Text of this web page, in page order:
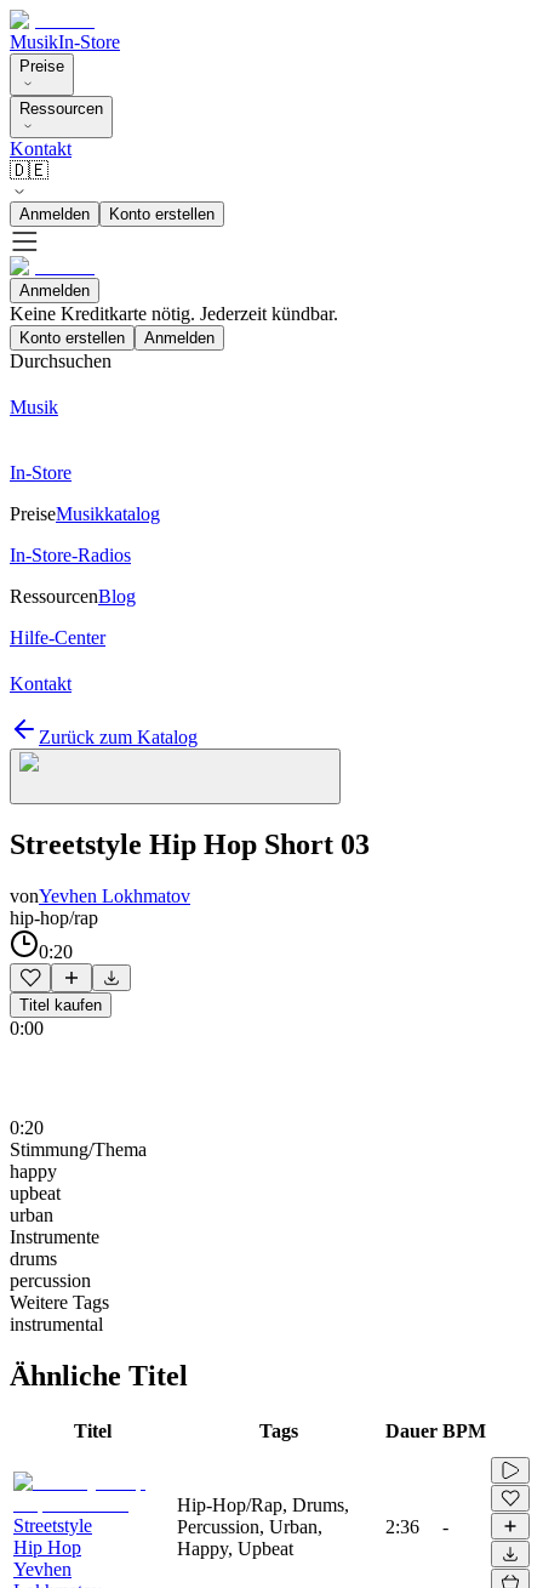
MusikIn-Store
Preise
Ressourcen
Kontakt
🇩🇪
Anmelden Konto erstellen
Anmelden
Keine Kreditkarte nötig. Jederzeit kündbar.
Konto erstellen Anmelden
Durchsuchen
Musik
In-Store
PreiseMusikkatalog
In-Store-Radios
RessourcenBlog
Hilfe-Center
Kontakt
Zurück zum Katalog
Streetstyle Hip Hop Short 03
vonYevhen Lokhmatov
hip-hop/rap
0:20
Titel kaufen
0:00
0:20
Stimmung/Thema
happy
upbeat
urban
Instrumente
drums
percussion
Weitere Tags
instrumental
Ähnliche Titel
Titel Tags Dauer BPM
Streetstyle
Hip Hop
Yevhen
Hip-Hop/Rap, Drums,
Percussion, Urban,
Happy, Upbeat
2:36 -